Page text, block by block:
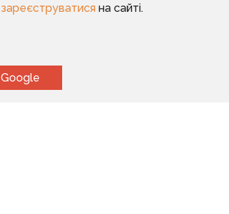
зареєструватисяна сайті.
Google